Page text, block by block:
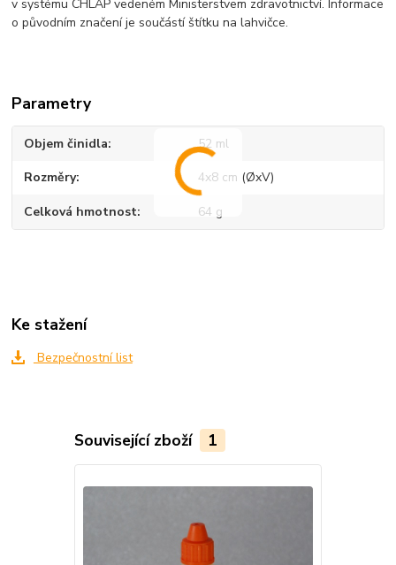
v systému CHLAP vedeném Ministerstvem zdravotnictví. Informace
o původním značení je součástí štítku na lahvičce.
Parametry
Objem činidla 52 ml
Rozměry 4x8 cm (ØxV)
Celková hmotnost 64 g
Ke stažení
Bezpečnostní list
Související zboží 1